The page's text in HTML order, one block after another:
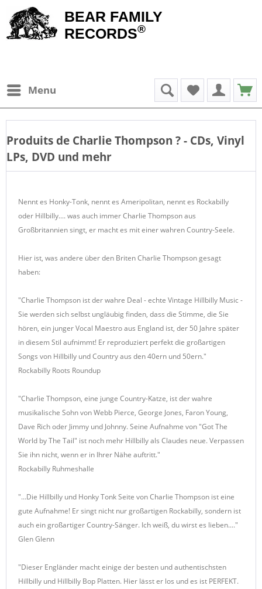
BEAR FAMILY
RECORDS®
Menu
Produits de Charlie Thompson ? - CDs, Vinyl
LPs, DVD und mehr
Nennt es Honky-Tonk, nennt es Ameripolitan, nennt es Rockabilly
oder Hillbilly.... was auch immer Charlie Thompson aus
Großbritannien singt, er macht es mit einer wahren Country-Seele.
Hier ist, was andere über den Briten Charlie Thompson gesagt
haben:
"Charlie Thompson ist der wahre Deal - echte Vintage Hillbilly Music -
Sie werden sich selbst ungläubig finden, dass die Stimme, die Sie
hören, ein junger Vocal Maestro aus England ist, der 50 Jahre später
in diesem Stil aufnimmt! Er reproduziert perfekt die großartigen
Songs von Hillbilly und Country aus den 40ern und 50ern."
Rockabilly Roots Roundup
"Charlie Thompson, eine junge Country-Katze, ist der wahre
musikalische Sohn von Webb Pierce, George Jones, Faron Young,
Dave Rich oder Jimmy und Johnny. Seine Aufnahme von "Got The
World by The Tail" ist noch mehr Hillbilly als Claudes neue. Verpassen
Sie ihn nicht, wenn er in Ihrer Nähe auftritt."
Rockabilly Ruhmeshalle
"...Die Hillbilly und Honky Tonk Seite von Charlie Thompson ist eine
gute Aufnahme! Er singt nicht nur großartigen Rockabilly, sondern ist
auch ein großartiger Country-Sänger. Ich weiß, du wirst es lieben...."
Glen Glenn
"Dieser Engländer macht einige der besten und authentischsten
Hillbilly und Hillbilly Bop Platten. Hier lässt er los und es ist PERFEKT.